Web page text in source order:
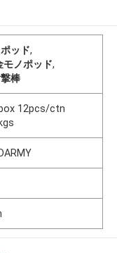
ッド,
モノポッド,
棒
12pcs/ctn